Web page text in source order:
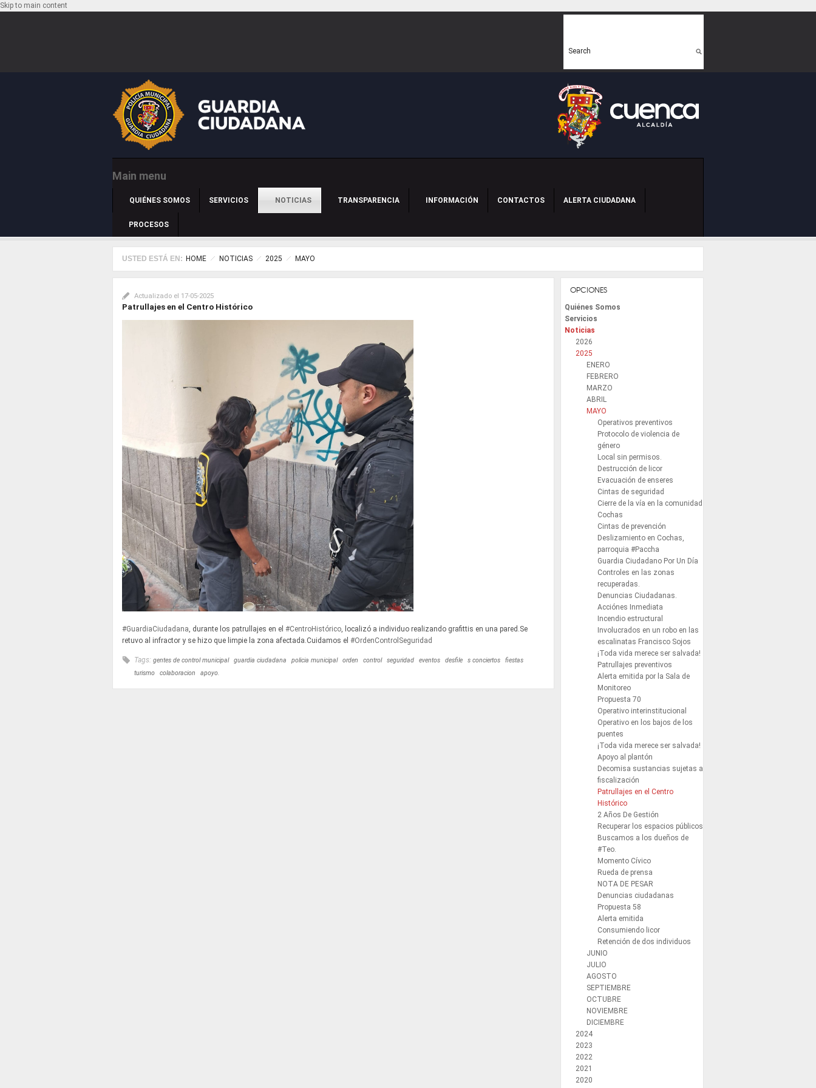
Skip to main content
Search
Main menu
QUIÉNES SOMOS SERVICIOS NOTICIAS TRANSPARENCIA INFORMACIÓN CONTACTOS ALERTA CIUDADANA
PROCESOS
USTED ESTÁ EN: HOME NOTICIAS 2025 MAYO
Actualizado el 17-05-2025
Patrullajes en el Centro Histórico
#GuardiaCiudadana, durante los patrullajes en el #CentroHistórico, localizó a individuo realizando grafittis en una pared.Se
retuvo al infractor y se hizo que limpie la zona afectada.Cuidamos el #OrdenControlSeguridad
Tags: gentes de control municipal guardia ciudadana policia municipal orden control seguridad eventos desfile s conciertos
fiestas
turismo
colaboracion apoyo.
OPCIONES
Quiénes Somos
Servicios
Noticias
2026
2025
ENERO
FEBRERO
MARZO
ABRIL
MAYO
Operativos preventivos
Protocolo de violencia de
género
Local sin permisos.
Destrucción de licor
Evacuación de enseres
Cintas de seguridad
Cierre de la vía en la comunidad
Cochas
Cintas de prevención
Deslizamiento en Cochas,
parroquia #Paccha
Guardia Ciudadano Por Un Día
Controles en las zonas
recuperadas.
Denuncias Ciudadanas.
Acciónes Inmediata
Incendio estructural
Involucrados en un robo en las
escalinatas Francisco Sojos
¡Toda vida merece ser salvada!
Patrullajes preventivos
Alerta emitida por la Sala de
Monitoreo
Propuesta 70
Operativo interinstitucional
Operativo en los bajos de los
puentes
¡Toda vida merece ser salvada!
Apoyo al plantón
Decomisa sustancias sujetas a
fiscalización
Patrullajes en el Centro
Histórico
2 Años De Gestión
Recuperar los espacios públicos
Buscamos a los dueños de
#Teo.
Momento Cívico
Rueda de prensa
NOTA DE PESAR
Denuncias ciudadanas
Propuesta 58
Alerta emitida
Consumiendo licor
Retención de dos individuos
JUNIO
JULIO
AGOSTO
SEPTIEMBRE
OCTUBRE
NOVIEMBRE
DICIEMBRE
2024
2023
2022
2021
2020